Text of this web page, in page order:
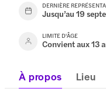
DERNIÈRE
Jusqu’au 19
LIMITE D'ÂGE
Convient aux 13
À propos Lieu